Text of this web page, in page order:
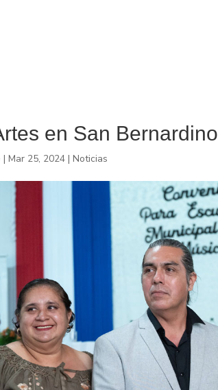
en San Bernardino
|Mar 25, 2024 |Noticias